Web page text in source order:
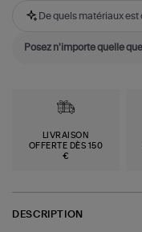
De quels matériaux
LIVRAISON
OFFERTE DÈS 150
€
DESCRIPTION